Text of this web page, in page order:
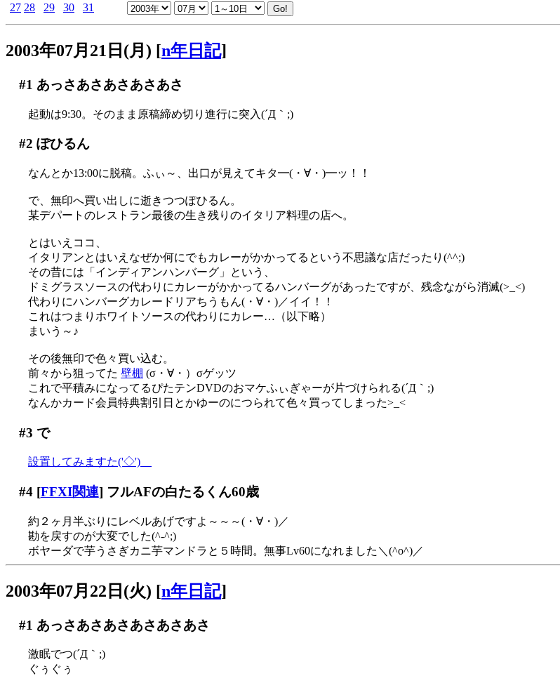
27 28 29 30 31
2003年07月21日(月) [n年日記]
#1 あっさあさあさあさあさ
起動は9:30。そのまま原稿締め切り進行に突入(´Д｀;)
#2 ぽひるん
なんとか13:00に脱稿。ふぃ～、出口が見えてキタ━(・∀・)━ッ！！
で、無印へ買い出しに逝きつつぽひるん。
某デパートのレストラン最後の生き残りのイタリア料理の店へ。
とはいえココ、
イタリアンとはいえなぜか何にでもカレーがかかってるという不思議な店だったり(^^;)
その昔には「インディアンハンバーグ」という、
ドミグラスソースの代わりにカレーがかかってるハンバーグがあったですが、残念ながら消滅(>_<)
代わりにハンバーグカレードリアちうもん(・∀・)／イイ！！
これはつまりホワイトソースの代わりにカレー…（以下略）
まいう～♪
その後無印で色々買い込む。
前々から狙ってた 壁棚 (σ・∀・）σゲッツ
これで平積みになってるぴたテンDVDのおマケふぃぎゃーが片づけられる(´Д｀;)
なんかカード会員特典割引日とかゆーのにつられて色々買ってしまった>_<
#3 で
設置してみますた('◇')ゞ
#4[FFXI関連] フルAFの白たるくん60歳
約２ヶ月半ぶりにレベルあげですよ～～～(・∀・)／
勘を戻すのが大変でした(^-^;)
ボヤーダで芋うさぎカニ芋マンドラと５時間。無事Lv60になれました＼(^o^)／
2003年07月22日(火) [n年日記]
#1 あっさあさあさあさあさあさ
激眠でつ(´Д｀;)
ぐぅぐぅ